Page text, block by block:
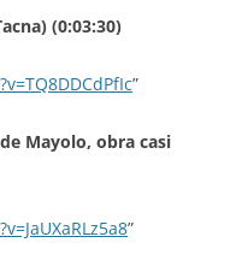
(0:03:30)
”
Mayolo, obra casi
”